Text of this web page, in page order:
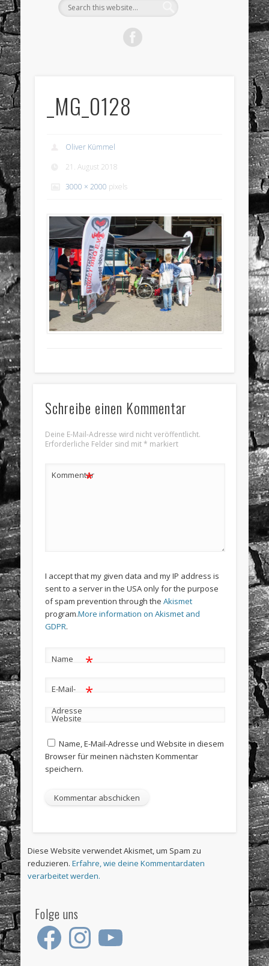
_MG_0128
Oliver Kümmel
21. August 2018
3000 × 2000 pixels
Schreibe einen Kommentar
Deine E-Mail-Adresse wird nicht veröffentlicht.
Erforderliche Felder sind mit* markiert
Kommentar
*
I accept that my given data and my IP address is
sent to a server in the USA only for the purpose
of spam prevention through the Akismet
program.More information on Akismet and
GDPR.
Name *
E-Mail-
Adresse
*
Website
Name, E-Mail-Adresse und Website in diesem
Browser für meinen nächsten Kommentar
speichern.
Diese Website verwendet Akismet, um Spam zu
reduzieren.Erfahre, wie deine Kommentardaten
verarbeitet werden.
Folge uns
Facebook Instagram